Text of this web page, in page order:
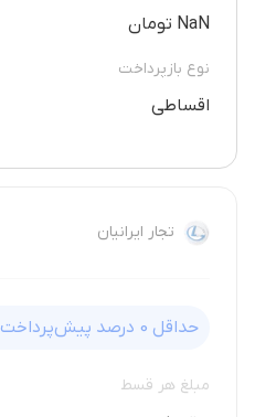
NaN تومان
نوع بازپرداخت
اقساطی
تجار ایرانیان
حداقل 0 درصد پیش‌پرداخت
مبلغ هر قسط